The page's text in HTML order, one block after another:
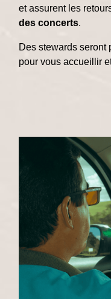
et assurent les
des concerts.
Des stewards seront
pour vous accueillir